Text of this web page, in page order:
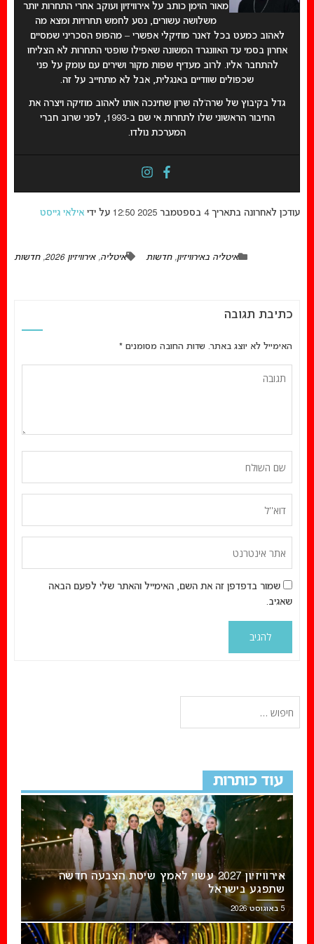
מאור הוימן כותב על אירוויזיון ועוקב אחרי התחרות יותר
משלושה עשורים, נסע לחמש תחרויות ומצא מה
לאהוב כמעט בכל ז’אנר מוזיקלי אפשרי – מהפופ הסכריני שמסיים
אחרון בסמי עד האוונגרד המשונה שאפילו שופטי התחרות לא הצליחו
להתחבר אליו. לרוב מעדיף שפות מקור ושירים עם עומק על פני
שכפולים שוודיים באנגלית, אבל לא מתחייב על זה.
גדל בקיבוץ של שרה’לה שרון שחינכה אותו לאהוב מוזיקה ויצרה את
החיבור הראשוני שלו לתחרות אי שם ב-1993, לפני שרוב חברי
המערכת נולדו.
עודכן לאחרונה בתאריך 4 בספטמבר 2025 12:50 על ידי אילאי גייסט
איטליה באירוויזיון,חדשות איטליה,אירוויזיון 2026 ,חדשות
כתיבת תגובה
האימייל לא יוצג באתר. שדות החובה מסומנים *
שמור בדפדפן זה את השם, האימייל והאתר שלי לפעם הבאה
שאגיב.
עוד כותרות
אירוויזיון 2027 עשוי לאמץ שיטת הצבעה חדשה
שתפגע בישראל
5 באוגוסט 2026